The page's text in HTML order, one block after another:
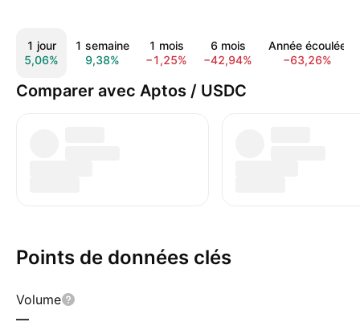
1 jour
5,06%
1 semaine
9,38%
1 mois
−1,25%
6 mois
−42,94%
Année écoulée
−63,26%
Comparer avec Aptos / USDC
Points de données clés
Volume
—